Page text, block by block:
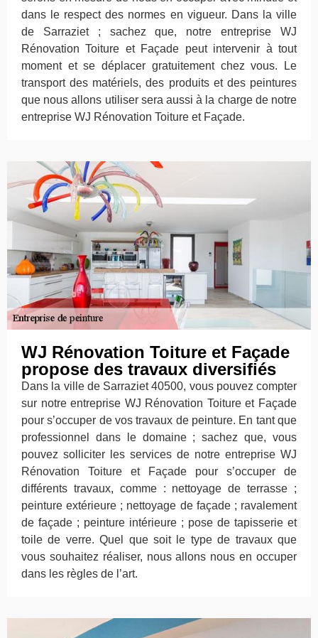
dans le respect des normes en vigueur. Dans la ville
de Sarraziet ; sachez que, notre entreprise WJ
Rénovation Toiture et Façade peut intervenir à tout
moment et se déplacer gratuitement chez vous. Le
transport des matériels, des produits et des peintures
que nous allons utiliser sera aussi à la charge de notre
entreprise WJ Rénovation Toiture et Façade.
WJ Rénovation Toiture et Façade
propose des travaux diversifiés
Dans la ville de Sarraziet 40500, vous pouvez compter
sur notre entreprise WJ Rénovation Toiture et Façade
pour s’occuper de vos travaux de peinture. En tant que
professionnel dans le domaine ; sachez que, vous
pouvez solliciter les services de notre entreprise WJ
Rénovation Toiture et Façade pour s’occuper de
différents travaux, comme : nettoyage de terrasse ;
peinture extérieure ; nettoyage de façade ; ravalement
de façade ; peinture intérieure ; pose de tapisserie et
toile de verre. Quel que soit le type de travaux que
vous souhaitez réaliser, nous allons nous en occuper
dans les règles de l’art.